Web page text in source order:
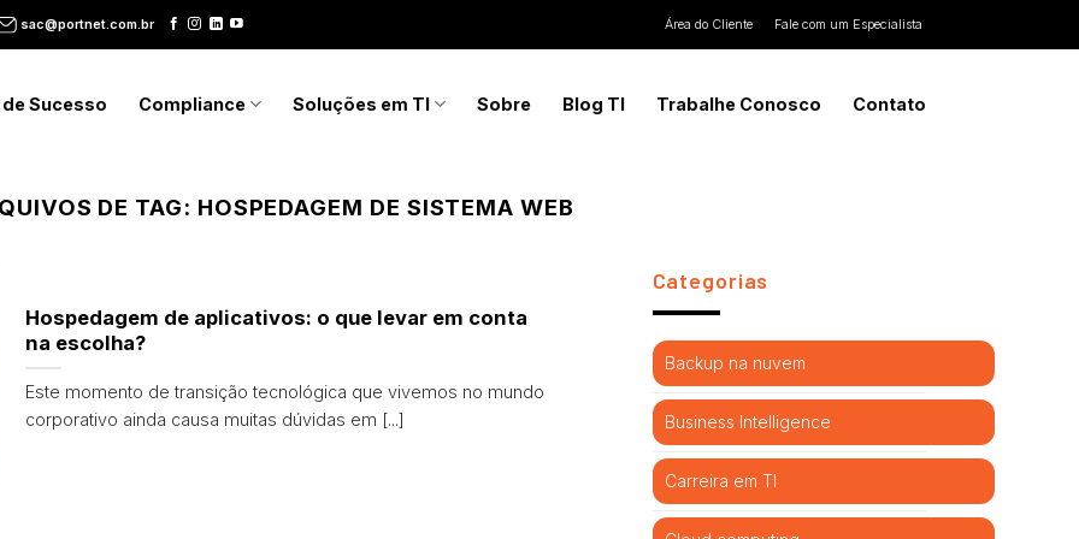
sac@portnet.com.br Área do Cliente Fale com um Especialista
Sucesso Compliance Soluções em TI Sobre Blog TI Trabalhe Conosco Contato
DE TAG: HOSPEDAGEM DE SISTEMA WEB
Hospedagem de aplicativos: o que levar em conta
na escolha?
Este momento de transição tecnológica que vivemos no mundo
corporativo ainda causa muitas dúvidas em [...]
Categorias
Backup na nuvem
Business Intelligence
Carreira em TI